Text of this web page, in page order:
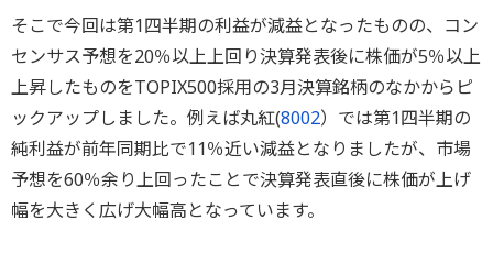
そこで今回は第1四半期の利益が減益となったものの、コン
センサス予想を20％以上上回り決算発表後に株価が5％以上
上昇したものをTOPIX500採用の3月決算銘柄のなかからピ
ックアップしました。例えば丸紅(8002）では第1四半期の
純利益が前年同期比で11％近い減益となりましたが、市場
予想を60％余り上回ったことで決算発表直後に株価が上げ
幅を大きく広げ大幅高となっています。